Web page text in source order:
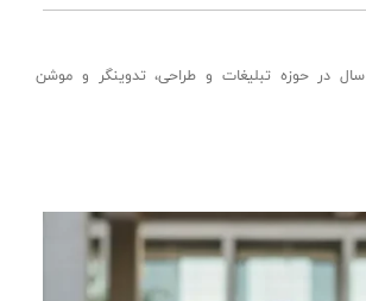
فعالیت بیش از 5 سال در حوزه تبلیغات و طراحی، تدوینگر و موشن